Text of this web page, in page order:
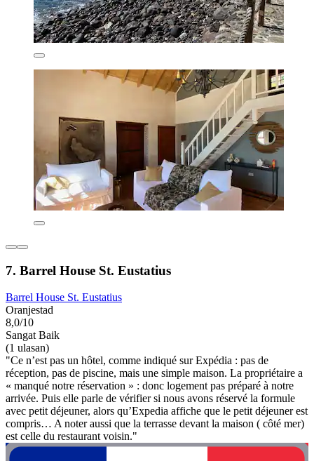
7. Barrel House St. Eustatius
Barrel House St. Eustatius
Oranjestad
8,0/10
Sangat Baik
(1 ulasan)
"Ce n’est pas un hôtel, comme indiqué sur Expédia : pas de
réception, pas de piscine, mais une simple maison. La propriétaire a
« manqué notre réservation » : donc logement pas préparé à notre
arrivée. Puis elle parle de vérifier si nous avons réservé la formule
avec petit déjeuner, alors qu’Expedia affiche que le petit déjeuner est
compris… A noter aussi que la terrasse devant la maison ( côté mer)
est celle du restaurant voisin."